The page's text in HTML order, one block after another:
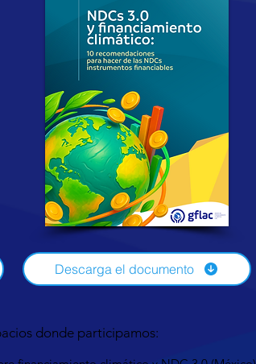
Descarga el documento
donde participamos: